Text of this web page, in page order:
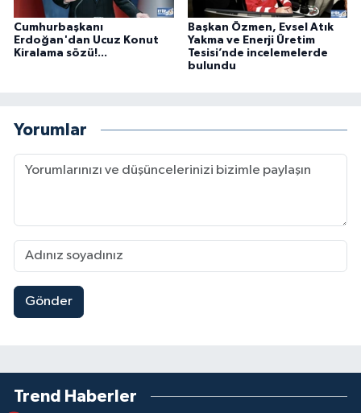
Cumhurbaşkanı
Erdoğan'dan Ucuz Konut
Kiralama sözü!...
Başkan Özmen, Evsel Atık
Yakma ve Enerji Üretim
Tesisi’nde incelemelerde
bulundu
Yorumlar
Gönder
Trend Haberler